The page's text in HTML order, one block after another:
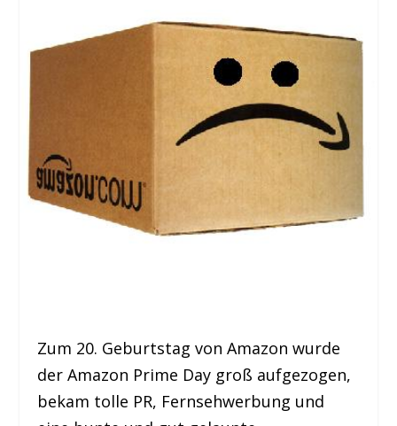
Zum 20. Geburtstag von Amazon wurde
der Amazon Prime Day groß aufgezogen,
bekam tolle PR, Fernsehwerbung und